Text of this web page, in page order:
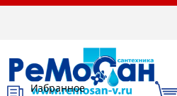
Избранное